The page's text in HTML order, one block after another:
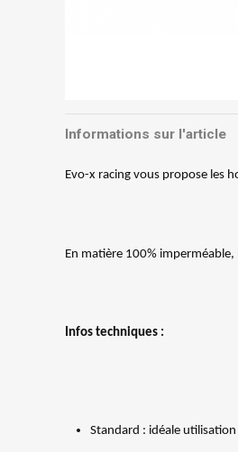
Informations sur l'article
Evo-x racing vous propose les
En matière 100%
Infos techniques :
Standard : idéale utilisation